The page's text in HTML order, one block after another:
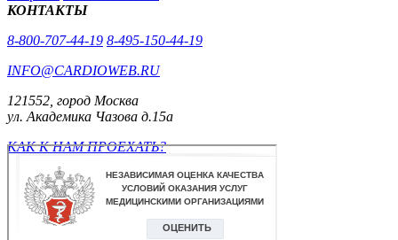
КОНТАКТЫ
8-800-707-44-19 8-495-150-44-19
INFO@CARDIOWEB.RU
121552, город Москва
ул. Академика Чазова д.15а
КАК К НАМ ПРОЕХАТЬ?